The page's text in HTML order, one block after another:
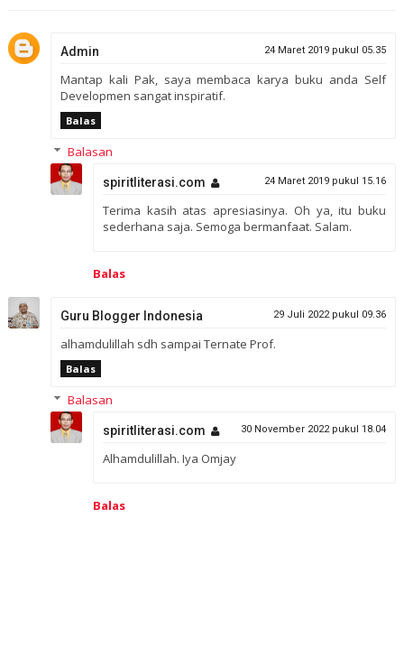
Admin 24 Maret 2019 pukul 05.35
Mantap kali Pak, saya membaca karya buku anda Self
Developmen sangat inspiratif.
Balas
Balasan
spiritliterasi.com 24 Maret 2019 pukul 15.16
Terima kasih atas apresiasinya. Oh ya, itu buku
sederhana saja. Semoga bermanfaat. Salam.
Balas
Guru Blogger Indonesia 29 Juli 2022 pukul 09.36
alhamdulillah sdh sampai Ternate Prof.
Balas
Balasan
spiritliterasi.com 30 November 2022 pukul 18.04
Alhamdulillah. Iya Omjay
Balas